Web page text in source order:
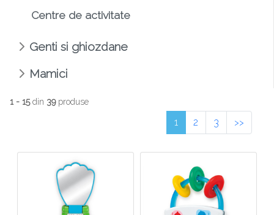
Centre de activitate
Genti si ghiozdane
Mamici
1 - 15din 39produse
1 2 3 >>